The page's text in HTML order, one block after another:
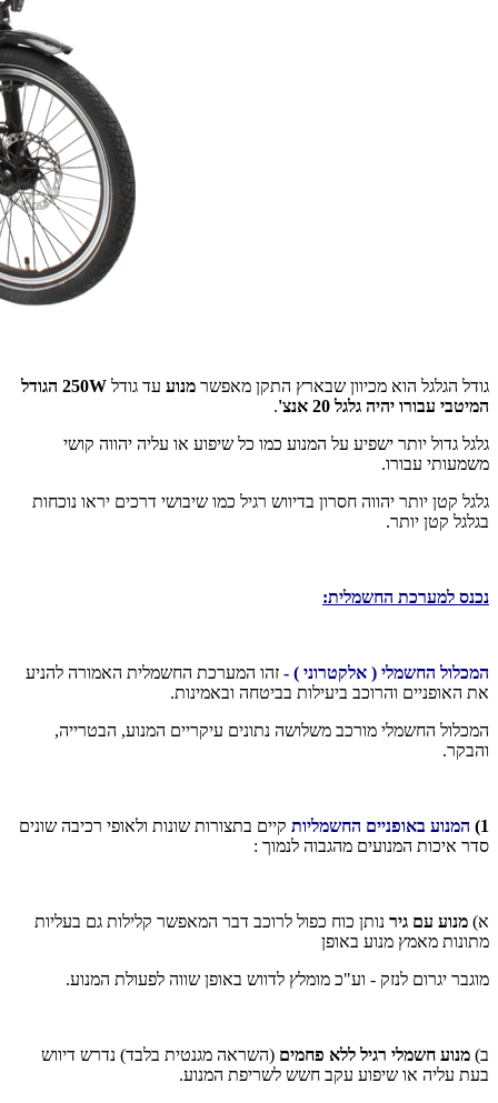
גודל הגלגל הוא מכיוון שבארץ התקן מאפשר מנוע עד גודל
250W הגודל
המיטבי עבורו יהיה גלגל 20 אנצ'
.
גלגל גדול יותר ישפיע על המנוע כמו כל שיפוע או עליה יהווה קושי
משמעותי עבורו.
גלגל קטן יותר יהווה חסרון בדיווש רגיל כמו שיבושי דרכים יראו נוכחות
בגלגל קטן יותר.
נכנס למערכת החשמלית:
המכלול החשמלי ( אלקטרוני ) - זהו המערכת החשמלית האמורה להניע
את האופניים והרוכב ביעילות בביטחה ובאמינות.
המכלול החשמלי מורכב משלושה נתונים עיקריים המנוע, הבטרייה,
והבקר.
1) המנוע באופניים החשמליות קיים בתצורות שונות ולאופי רכיבה שונים
סדר איכות המנועים מהגבוה לנמוך :
א) מנוע עם גיר נותן כוח כפול לרוכב דבר המאפשר קלילות גם בעליות
מתונות מאמץ מנוע באופן
מוגבר יגרום לנזק - וע"כ מומלץ לדווש באופן שווה לפעולת המנוע.
ב) מנוע חשמלי רגיל ללא פחמים (השראה מגנטית בלבד) נדרש דיווש
בעת עליה או שיפוע עקב חשש לשריפת המנוע.